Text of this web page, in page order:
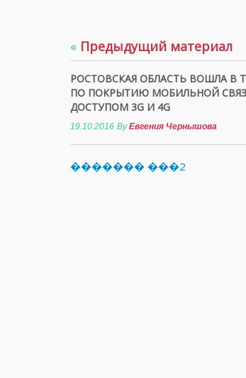
« Предыдущий материал
РОСТОВСКАЯ ОБЛАСТЬ ВОШЛА В
ПО ПОКРЫТИЮ МОБИЛЬНОЙ
ДОСТУПОМ 3G И 4G
19.10.2016 ByЕвгения Чернышова
������� ���2